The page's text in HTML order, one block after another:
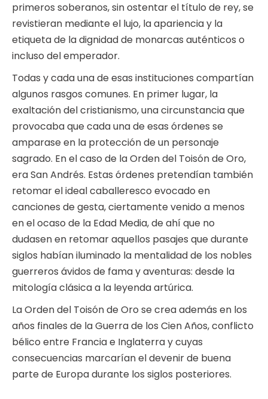
primeros soberanos, sin ostentar el título de rey, se
revistieran mediante el lujo, la apariencia y la
etiqueta de la dignidad de monarcas auténticos o
incluso del emperador.
Todas y cada una de esas instituciones compartían
algunos rasgos comunes. En primer lugar, la
exaltación del cristianismo, una circunstancia que
provocaba que cada una de esas órdenes se
amparase en la protección de un personaje
sagrado. En el caso de la Orden del Toisón de Oro,
era San Andrés. Estas órdenes pretendían también
retomar el ideal caballeresco evocado en
canciones de gesta, ciertamente venido a menos
en el ocaso de la Edad Media, de ahí que no
dudasen en retomar aquellos pasajes que durante
siglos habían iluminado la mentalidad de los nobles
guerreros ávidos de fama y aventuras: desde la
mitología clásica a la leyenda artúrica.
La Orden del Toisón de Oro se crea además en los
años finales de la Guerra de los Cien Años, conflicto
bélico entre Francia e Inglaterra y cuyas
consecuencias marcarían el devenir de buena
parte de Europa durante los siglos posteriores.